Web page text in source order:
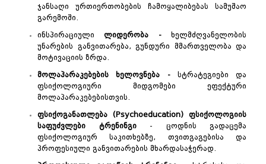
ჯანსაღი ურთიერთობების ჩამოყალიბებას სამუშაო
გარემოში.
ინსპირაციულილიდერობა -ხელმძღვანელობის
უნარების განვითარება, გუნდური მმართველობა და
მოტივაციის ზრდა.
მოლაპარაკებების ხელოვნება - სტრატეგიები და
ფსიქოლოგიური მიდგომები ეფექტური
მოლაპარაკებებისთვის.
ფსიქოგანათლება (Psychoeducation) ფსიქოლოგიის
საფუძვლები ტრენინგი - ცოდნის გადაცემა
ფსიქოლოგიურ საკითხებზე, თვითგაგებისა და
პროფესიული განვითარების მხარდასაჭერად.